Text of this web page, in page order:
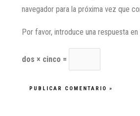
navegador para la próxima vez que
Por favor, introduce una respuesta
dos × cinco =